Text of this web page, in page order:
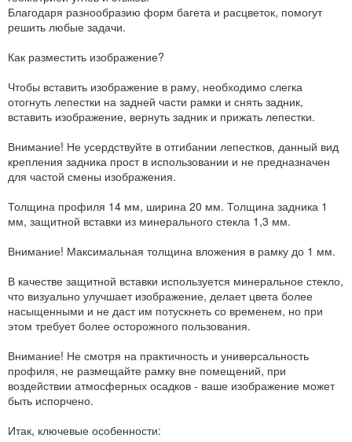
Благодаря разнообразию форм багета и расцветок, помогут
решить любые задачи.
Как разместить изображение?
Чтобы вставить изображение в раму, необходимо слегка
отогнуть лепестки на задней части рамки и снять задник,
вставить изображение, вернуть задник и прижать лепестки.
Внимание! Не усердствуйте в отгибании лепестков, данный вид
крепления задника прост в использовании и не предназначен
для частой смены изображения.
Толщина профиля 14 мм, ширина 20 мм. Толщина задника 1
мм, защитной вставки из минерального стекла 1,3 мм.
Внимание! Максимальная толщина вложения в рамку до 1 мм.
В качестве защитной вставки используется минеральное стекло,
что визуально улучшает изображение, делает цвета более
насыщенными и не даст им потускнеть со временем, но при
этом требует более осторожного пользования.
Внимание! Не смотря на практичность и универсальность
профиля, не размещайте рамку вне помещений, при
воздействии атмосферных осадков - ваше изображение может
быть испорчено.
Итак, ключевые особенности: